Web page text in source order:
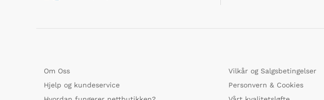
Om Oss
Hjelp og kundeservice
Vilkår og Salgsbetingelser
Personvern & Cookies